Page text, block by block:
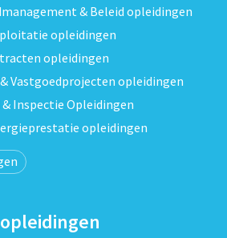
& Beleid opleidingen
opleidingen
opleidingen
Vastgoedprojecten opleidingen
Inspectie Opleidingen
opleidingen